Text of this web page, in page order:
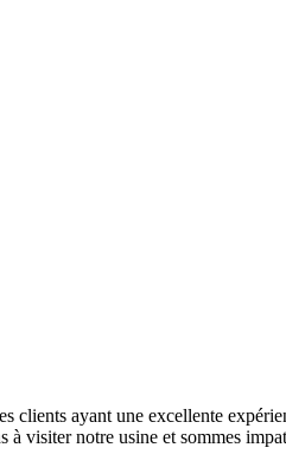
clients ayant une excellente
à visiter notre usine et sommes